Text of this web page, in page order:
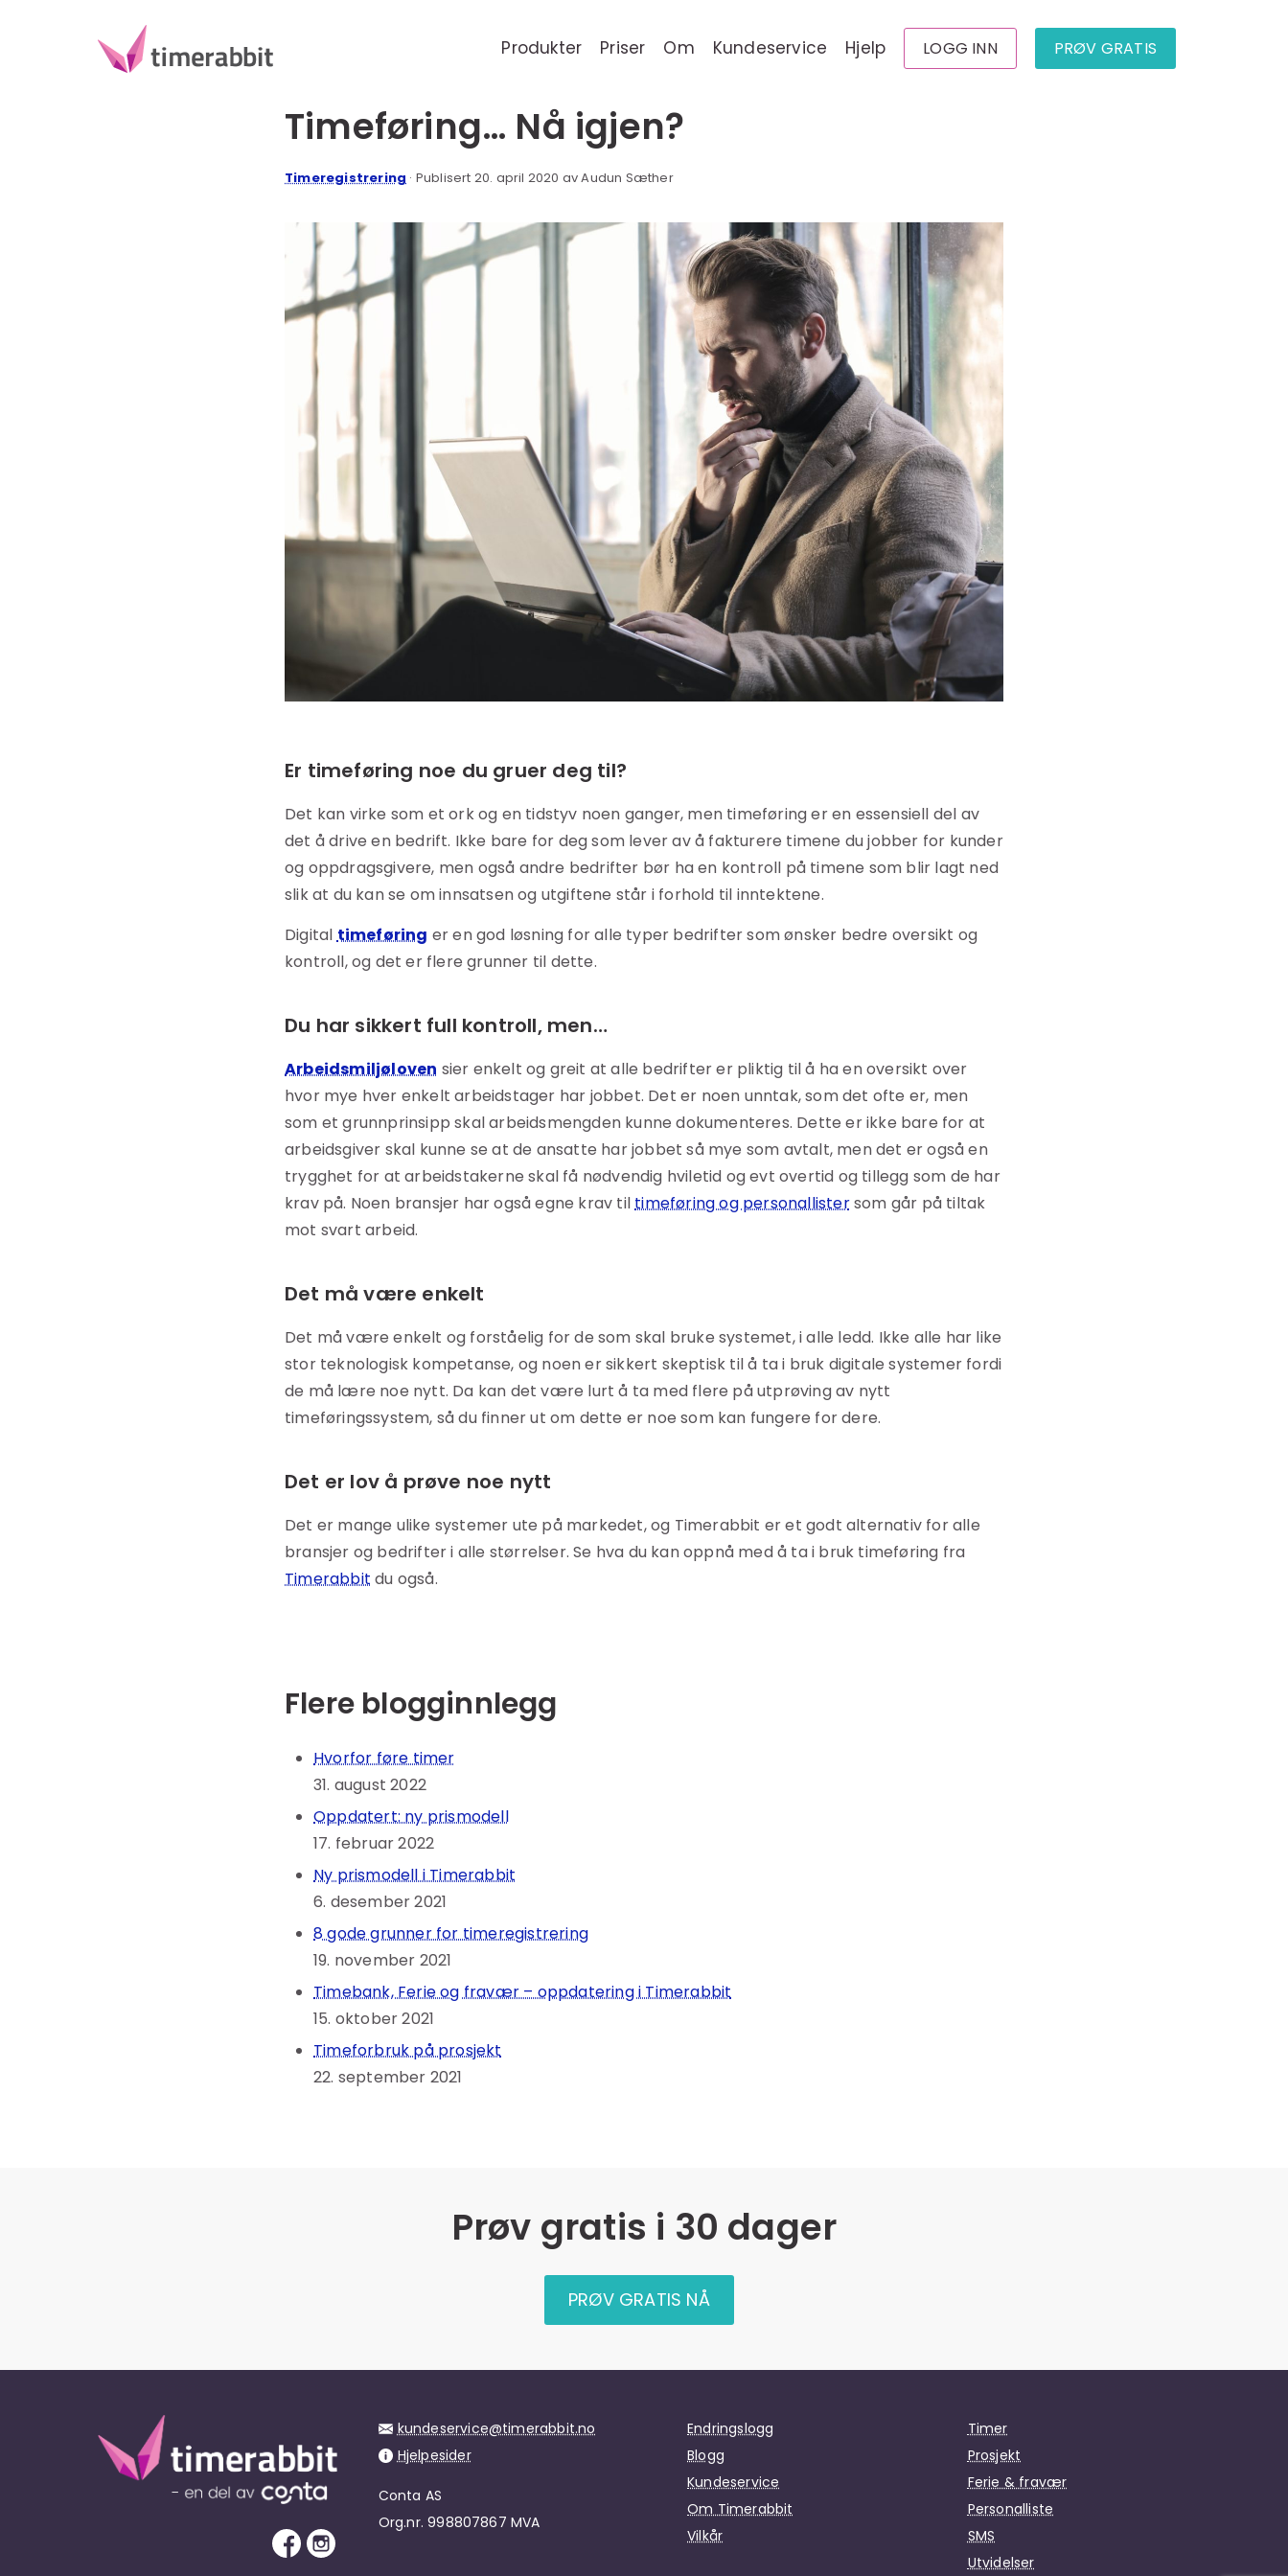
Produkter Priser Om Kundeservice Hjelp LOGG INN PRØV GRATIS
Timeføring… Nå igjen?
Timeregistrering · Publisert 20. april 2020 av Audun Sæther
Er timeføring noe du gruer deg til?
Det kan virke som et ork og en tidstyv noen ganger, men timeføring er en essensiell del av
det å drive en bedrift. Ikke bare for deg som lever av å fakturere timene du jobber for kunder
og oppdragsgivere, men også andre bedrifter bør ha en kontroll på timene som blir lagt ned
slik at du kan se om innsatsen og utgiftene står i forhold til inntektene.
Digitaltimeføring er en god løsning for alle typer bedrifter som ønsker bedre oversikt og
kontroll, og det er flere grunner til dette.
Du har sikkert full kontroll, men…
Arbeidsmiljøloven sier enkelt og greit at alle bedrifter er pliktig til å ha en oversikt over
hvor mye hver enkelt arbeidstager har jobbet. Det er noen unntak, som det ofte er, men
som et grunnprinsipp skal arbeidsmengden kunne dokumenteres. Dette er ikke bare for at
arbeidsgiver skal kunne se at de ansatte har jobbet så mye som avtalt, men det er også en
trygghet for at arbeidstakerne skal få nødvendig hviletid og evt overtid og tillegg som de har
krav på. Noen bransjer har også egne krav tiltimeføring og personallistersom går på tiltak
mot svart arbeid.
Det må være enkelt
Det må være enkelt og forståelig for de som skal bruke systemet, i alle ledd. Ikke alle har like
stor teknologisk kompetanse, og noen er sikkert skeptisk til å ta i bruk digitale systemer fordi
de må lære noe nytt. Da kan det være lurt å ta med flere på utprøving av nytt
timeføringssystem, så du finner ut om dette er noe som kan fungere for dere.
Det er lov å prøve noe nytt
Det er mange ulike systemer ute på markedet, og Timerabbit er et godt alternativ for alle
bransjer og bedrifter i alle størrelser. Se hva du kan oppnå med å ta i bruk timeføring fra
Timerabbit du også.
Flere blogginnlegg
Hvorfor føre timer
31. august 2022
Oppdatert: ny prismodell
17. februar 2022
Ny prismodell i Timerabbit
6. desember 2021
8 gode grunner for timeregistrering
19. november 2021
Timebank, Ferie og fravær – oppdatering i Timerabbit
15. oktober 2021
Timeforbruk på prosjekt
22. september 2021
Prøv gratis i 30 dager
PRØV GRATIS NÅ
kundeservice@timerabbit.no
Hjelpesider
Conta AS
Org.nr. 998807867 MVA
Endringslogg
Blogg
Kundeservice
Om Timerabbit
Vilkår
Timer
Prosjekt
Ferie & fravær
Personalliste
SMS
Utvidelser